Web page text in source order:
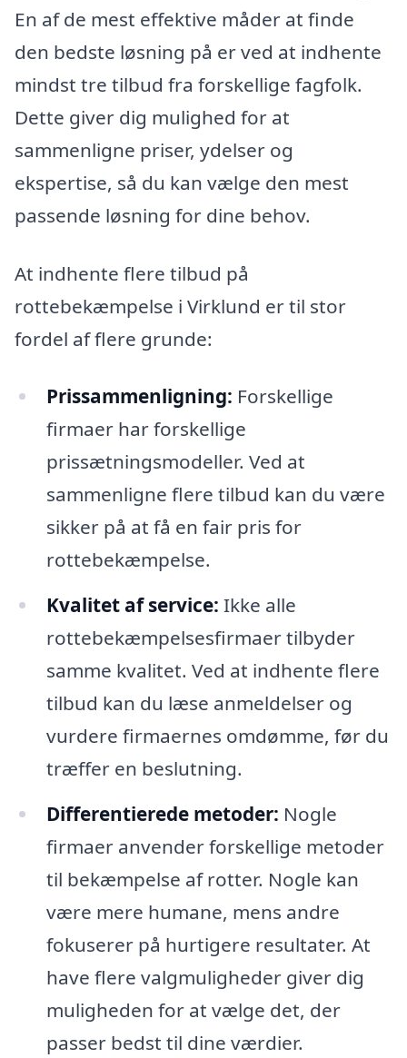
En af de mest effektive måder at finde
den bedste løsning på er ved at indhente
mindst tre tilbud fra forskellige fagfolk.
Dette giver dig mulighed for at
sammenligne priser, ydelser og
ekspertise, så du kan vælge den mest
passende løsning for dine behov.
At indhente flere tilbud på
rottebekæmpelse i Virklund er til stor
fordel af flere grunde:
Prissammenligning: Forskellige
firmaer har forskellige
prissætningsmodeller. Ved at
sammenligne flere tilbud kan du være
sikker på at få en fair pris for
rottebekæmpelse.
Kvalitet af service: Ikke alle
rottebekæmpelsesfirmaer tilbyder
samme kvalitet. Ved at indhente flere
tilbud kan du læse anmeldelser og
vurdere firmaernes omdømme, før du
træffer en beslutning.
Differentierede metoder: Nogle
firmaer anvender forskellige metoder
til bekæmpelse af rotter. Nogle kan
være mere humane, mens andre
fokuserer på hurtigere resultater. At
have flere valgmuligheder giver dig
muligheden for at vælge det, der
passer bedst til dine værdier.